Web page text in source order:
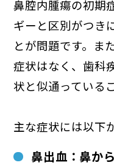
鼻腔内腫瘍の初期
ギーと区別がつき
とが問題です。ま
症状はなく、歯科
状と似通っている
主な症状には以下
鼻出血：鼻か